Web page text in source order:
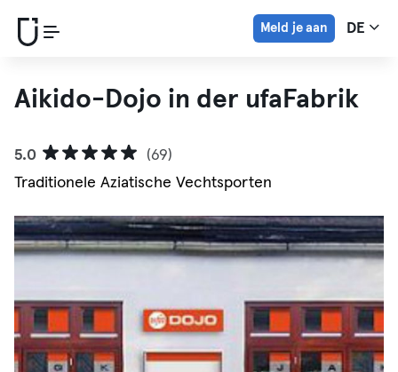
Meld je aan DE
Aikido-Dojo in der ufaFabrik
5.0
(69)
Traditionele Aziatische Vechtsporten